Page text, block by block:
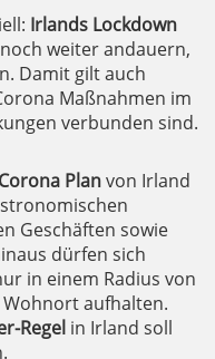
Irlands Lockdown
weiter andauern,
Damit gilt auch
Maßnahmen im
verbunden sind.
Planvon Irland
Geschäften sowie
dürfen sich
in einem Radius von
aufhalten.
Regel in Irland soll